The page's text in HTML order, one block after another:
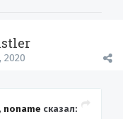
noname сказал: